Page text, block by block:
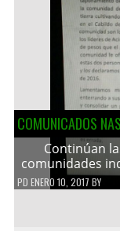
COMUNICADOS
Continúan
comunidades
PD ENERO 10, 2017 BY